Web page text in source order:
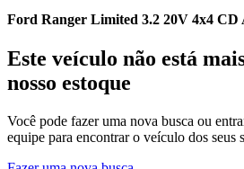
Ford Ranger Limited 3.2 20V 4x4 CD
Este veículo não está
nosso estoque
Você pode fazer uma nova busca ou
equipe para encontrar o veículo dos seus